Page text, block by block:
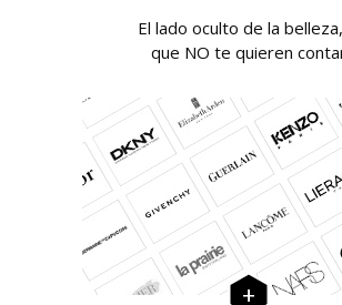
El lado oculto de la
que NO te quieren